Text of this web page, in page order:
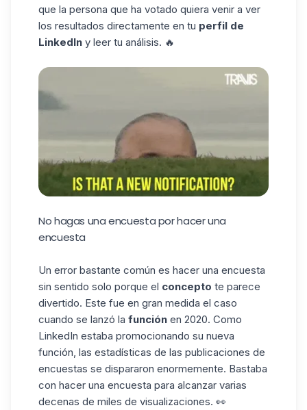
que la persona que ha votado quiera venir a ver
los resultados directamente en tu perfil de
LinkedIn y leer tu análisis. 🔥
No hagas una encuesta por hacer una
encuesta
Un error bastante común es hacer una encuesta
sin sentido solo porque el concepto te parece
divertido. Este fue en gran medida el caso
cuando se lanzó la función en 2020. Como
LinkedIn estaba promocionando su nueva
función, las estadísticas de las publicaciones de
encuestas se dispararon enormemente. Bastaba
con hacer una encuesta para alcanzar varias
decenas de miles de visualizaciones. 👀